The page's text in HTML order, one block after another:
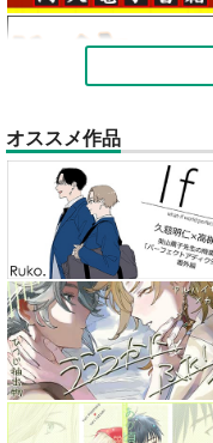
オススメ作品